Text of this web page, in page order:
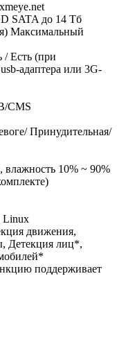
SATA до 14 Тб
Максимальный
/ Есть (при
адаптера или 3G-
CMS
Принудительная/
влажность 10% ~ 90%
Linux
движения,
Детекция лиц*,
поддерживает